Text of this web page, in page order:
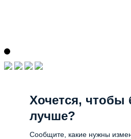
Хочется, чтобы
лучше?
Сообщите, какие нужны